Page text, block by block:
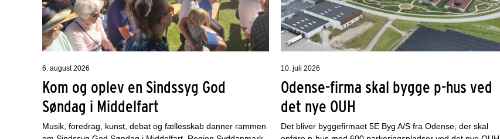
6. august 2026
Kom og oplev en Sindssyg God
Søndag i Middelfart
Musik, foredrag, kunst, debat og fællesskab danner rammen
10. juli 2026
Odense-firma skal bygge p-hus ved
det nye OUH
Det bliver byggefirmaet 5E Byg A/S fra Odense, der skal